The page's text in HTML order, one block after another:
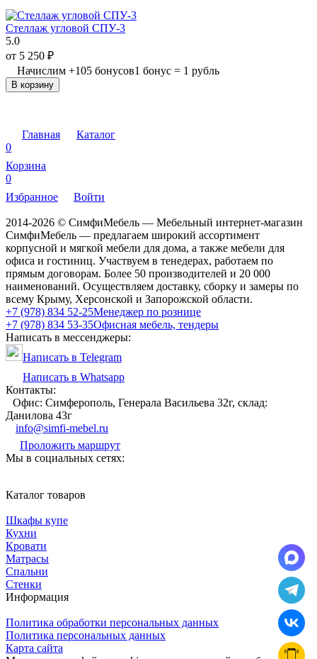
Стеллаж угловой СПУ-3
5.0
от 5 250 ₽
Начислим +105 бонусов1 бонус = 1 рубль
В корзину
Главная
Каталог
0
Корзина
0
Избранное
Войти
2014-2026 © СимфиМебель — Мебельный интернет-магазин
СимфиМебель — предлагаем широкий ассортимент
корпусной и мягкой мебели для дома, а также мебели для
офиса и гостиниц. Участвуем в тенедерах, работаем по
прямым договорам. Более 50 производителей и 20 000
наименований. Осуществляем доставку, сборку и замеры по
всему Крыму, Херсонской и Запорожской области.
+7 (978) 834 52-25Менеджер по рознице
+7 (978) 834 53-35Офисная мебель, тендеры
Написать в мессенджеры:
Написать в Telegram
Написать в Whatsapp
Контакты:
Офис: Симферополь, Генерала Васильева 32г, склад:
Данилова 43г
info@simfi-mebel.ru
Проложить маршрут
Мы в социальных сетях:
Каталог товаров
Шкафы купе
Кухни
Кровати
Матрасы
Cпальни
Стенки
Информация
Политика обработки персональных данных
Политика персональных данных
Карта сайта